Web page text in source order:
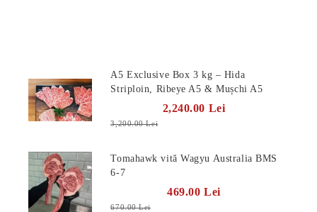
A5 Exclusive Box 3 kg – Hida
Striploin, Ribeye A5 & Mușchi A5
2,240.00 Lei
3,200.00 Lei
Tomahawk vită Wagyu Australia BMS
6-7
469.00 Lei
670.00 Lei